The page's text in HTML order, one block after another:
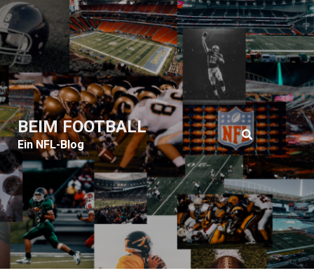
BEIM FOOTBALL
Ein NFL-Blog